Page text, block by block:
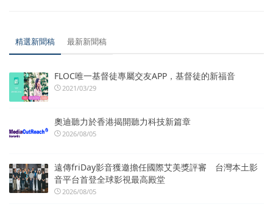
精選新聞稿 最新新聞稿
FLOC唯一基督徒專屬交友APP，基督徒的新福音
2021/03/29
奧迪聽力於香港揭開聽力科技新篇章
2026/08/05
遠傳friDay影音獲邀擔任國際艾美獎評審 台灣本土影
音平台首登全球影視最高殿堂
2026/08/05